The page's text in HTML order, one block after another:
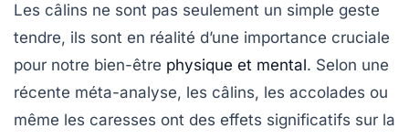
Les câlins ne sont pas seulement un simple geste
tendre, ils sont en réalité d’une importance cruciale
pour notre bien-être physique et mental. Selon une
récente méta-analyse, les câlins, les accolades ou
même les caresses ont des effets significatifs sur la